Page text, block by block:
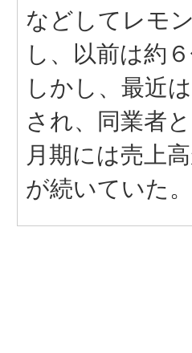
などしてレモ
し、以前は約
しかし、最近
され、同業者
月期には売上
が続いていた。